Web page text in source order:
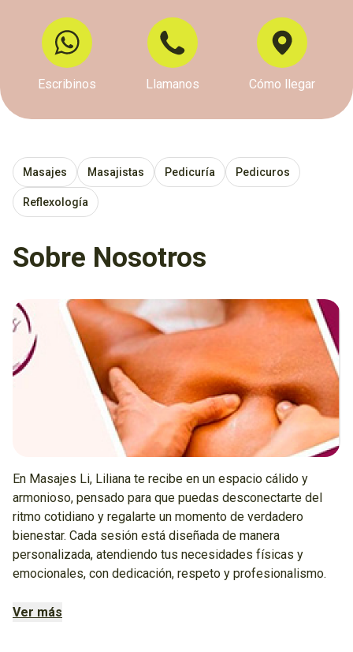
Escribinos Llamanos Cómo llegar
Masajes Masajistas Pedicuría Pedicuros
Reflexología
Sobre Nosotros
En Masajes Li, Liliana te recibe en un espacio cálido y
armonioso, pensado para que puedas desconectarte del
ritmo cotidiano y regalarte un momento de verdadero
bienestar. Cada sesión está diseñada de manera
personalizada, atendiendo tus necesidades físicas y
emocionales, con dedicación, respeto y profesionalismo.
A través de técnicas específicas y un acompañamiento
Ver más